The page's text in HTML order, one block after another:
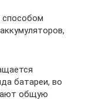
способом
батареи, во
общую